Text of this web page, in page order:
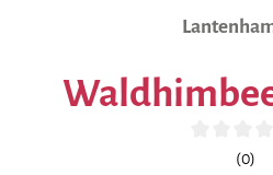
Durchschnittliche (0)